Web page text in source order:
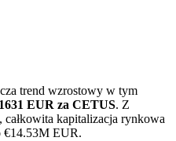
M trend wzrostowy w tym
EUR za CETUS. Z
kapitalizacja rynkowa
€14.53M EUR.